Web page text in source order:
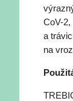
CoV-
a
na